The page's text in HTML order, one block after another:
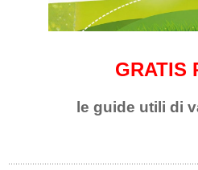
GRATIS
le guide utili di